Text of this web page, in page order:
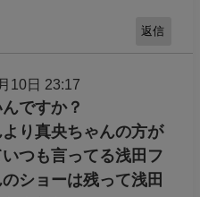
返信
10日 23:17
ですか？
り真央ちゃんの方が
つも言ってる浅田フ
ショーは残って浅田